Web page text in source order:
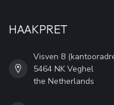
HAAKPRET
Visven 8
5464 NK Veghel
the Netherlands